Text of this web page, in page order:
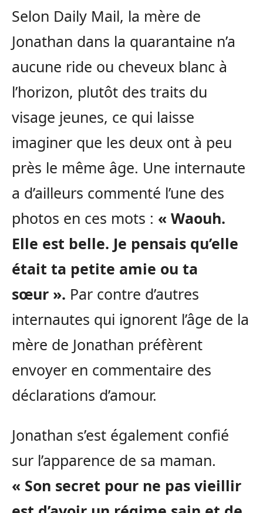
Selon Daily Mail, la mère de
Jonathan dans la quarantaine n’a
aucune ride ou cheveux blanc à
l’horizon, plutôt des traits du
visage jeunes, ce qui laisse
imaginer que les deux ont à peu
près le même âge. Une internaute
a d’ailleurs commenté l’une des
photos en ces mots : « Waouh.
Elle est belle. Je pensais qu’elle
était ta petite amie ou ta
sœur ». Par contre d’autres
internautes qui ignorent l’âge de la
mère de Jonathan préfèrent
envoyer en commentaire des
déclarations d’amour.
Jonathan s’est également confié
sur l’apparence de sa maman.
« Son secret pour ne pas vieillir